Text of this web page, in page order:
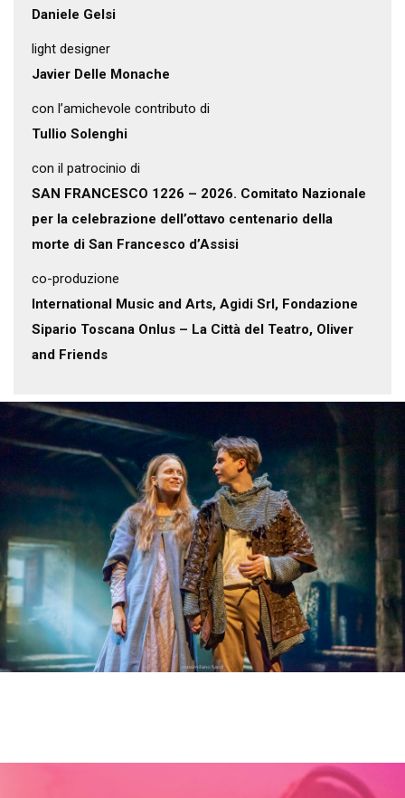
Daniele Gelsi
light designer
Javier Delle Monache
con l’amichevole contributo di
Tullio Solenghi
con il patrocinio di
SAN FRANCESCO 1226 – 2026. Comitato Nazionale
per la celebrazione dell’ottavo centenario della
morte di San Francesco d’Assisi
co-produzione
International Music and Arts, Agidi Srl, Fondazione
Sipario Toscana Onlus – La Città del Teatro, Oliver
and Friends